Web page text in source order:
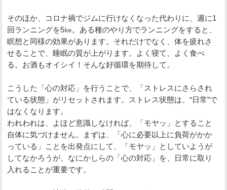
そのほか、コロナ禍でジムに行けなくなった代わりに、週に1
回ランニングを5㎞。ある種のやり方でランニングをすると、
瞑想と同様の効果があります。それだけでなく、体を疲れさ
せることで、睡眠の質が上がります。よく寝て、よく食べ
る。お酒もオイシイ！そんな好循環を期待して。
こうした「心の対応」を行うことで、「ストレスにさらされ
ている状態」がリセットされます。ストレス状態は、“日常”で
はなくなります。
われわれは、よほど意識しなければ、「モヤッ」とすること
自体に気づけません。まずは、「心に必要以上に負荷がかか
っている」ことを出発点にして、「モヤッ」としていようが
してなかろうが、なにかしらの「心の対応」を、日常に取り
入れることが重要です。